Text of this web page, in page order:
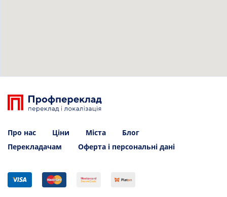
Про нас Ціни Міста
Блог
Перекладачам
Оферта і персональні дані